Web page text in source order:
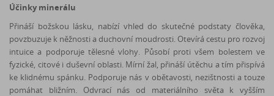
Účinky minerálu
Přináší božskou lásku, nabízí vhled do skutečné podstaty člověka,
povzbuzuje k něžnosti a duchovní moudrosti. Otevírá cestu pro rozvoj
intuice a podporuje tělesné vlohy. Působí proti všem bolestem ve
fyzické, citové i duševní oblasti. Mírní žal, přináší útěchu a tím přispívá
ke klidnému spánku. Podporuje nás v obětavosti, nezištnosti a touze
pomáhat bližním. Odvrací nás od materiálního světa k vyšším